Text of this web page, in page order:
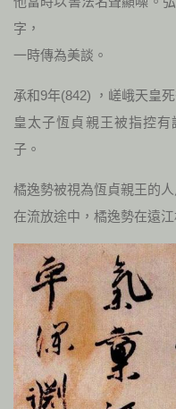
字，
一時傳為美談。
承和9年(842) ，嵯峨天皇
皇太子恆貞親王被指控
子。
橘逸勢被視為恆貞親王的
在流放途中，橘逸勢在遠